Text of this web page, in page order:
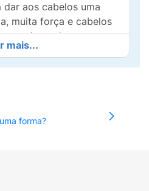
aos cabelos uma
muita força e cabelos
cada uso*.
com o cabelo com
fibra para obter
mais...
forma?